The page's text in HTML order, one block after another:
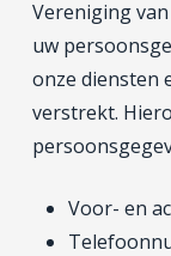
Vereniging
uw
onze diensten
verstrekt.
Voor- en